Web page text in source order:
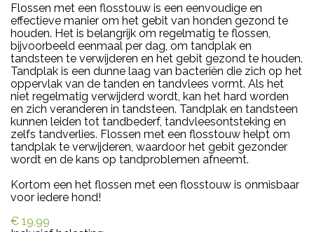
Flossen met een flosstouw is een eenvoudige en
effectieve manier om het gebit van honden gezond te
houden. Het is belangrijk om regelmatig te flossen,
bijvoorbeeld eenmaal per dag, om tandplak en
tandsteen te verwijderen en het gebit gezond te houden.
Tandplak is een dunne laag van bacteriën die zich op het
oppervlak van de tanden en tandvlees vormt. Als het
niet regelmatig verwijderd wordt, kan het hard worden
en zich veranderen in tandsteen. Tandplak en tandsteen
kunnen leiden tot tandbederf, tandvleesontsteking en
zelfs tandverlies. Flossen met een flosstouw helpt om
tandplak te verwijderen, waardoor het gebit gezonder
wordt en de kans op tandproblemen afneemt.
Kortom een het flossen met een flosstouw is onmisbaar
voor iedere hond!
€ 19,99